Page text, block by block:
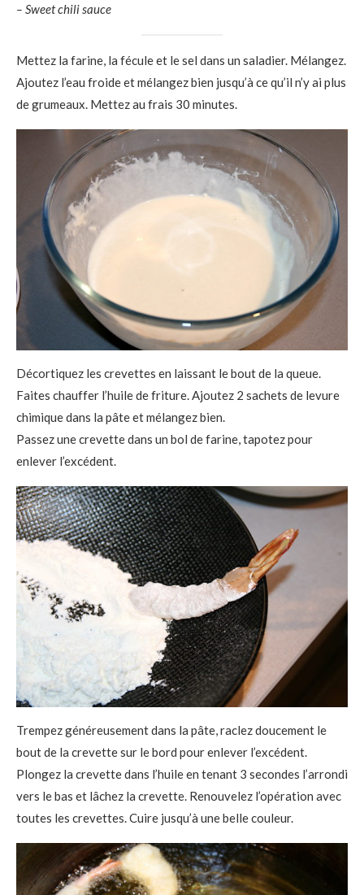
– Sweet chili sauce
Mettez la farine, la fécule et le sel dans un saladier. Mélangez.
Ajoutez l’eau froide et mélangez bien jusqu’à ce qu’il n’y ai plus
de grumeaux. Mettez au frais 30 minutes.
Décortiquez les crevettes en laissant le bout de la queue.
Faites chauffer l’huile de friture. Ajoutez 2 sachets de levure
chimique dans la pâte et mélangez bien.
Passez une crevette dans un bol de farine, tapotez pour
enlever l’excédent.
Trempez généreusement dans la pâte, raclez doucement le
bout de la crevette sur le bord pour enlever l’excédent.
Plongez la crevette dans l’huile en tenant 3 secondes l’arrondi
vers le bas et lâchez la crevette. Renouvelez l’opération avec
toutes les crevettes. Cuire jusqu’à une belle couleur.